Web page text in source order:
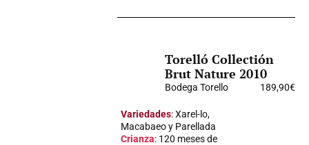
Torelló Collectión
Brut Nature 2010
Bodega Torello 189,90€
Variedades: Xarel-lo,
Macabaeo y Parellada
Crianza: 120 meses de